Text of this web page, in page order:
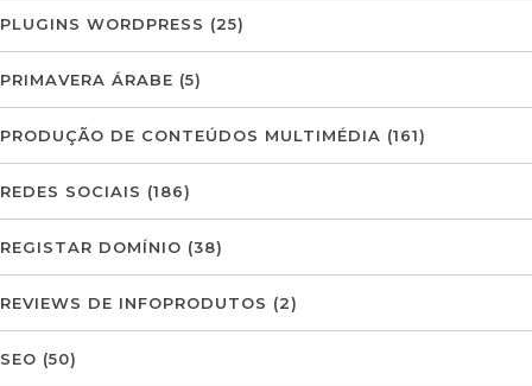
PLUGINS WORDPRESS (25)
PRIMAVERA ÁRABE (5)
PRODUÇÃO DE CONTEÚDOS MULTIMÉDIA (161)
REDES SOCIAIS (186)
REGISTAR DOMÍNIO (38)
REVIEWS DE INFOPRODUTOS (2)
SEO (50)